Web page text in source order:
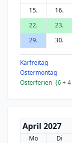
15.
16.
22.
23.
29.
30.
Karfreitag
Ostermontag
Osterferien (6+ 4
April 2027
Mo Di